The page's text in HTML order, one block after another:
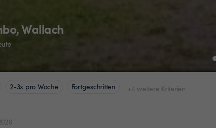
Wallach
2-3x pro Woche Fortgeschritten +4 weitere Kriterien